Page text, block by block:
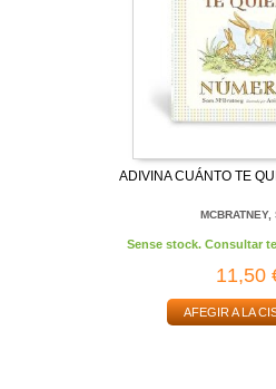
ADIVINA CUÁNTO TE
MCBRATNEY,
Sense stock. Consultar
11,50
AFEGIR A LA